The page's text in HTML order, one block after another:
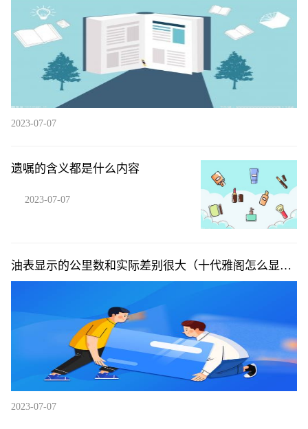
2023-07-07
遗嘱的含义都是什么内容
2023-07-07
油表显示的公里数和实际差别很大（十代雅阁怎么显示
公里数）
2023-07-07